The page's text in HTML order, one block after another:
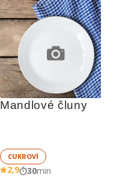
Mandlové čluny
CUKROVÍ
2,9 30min